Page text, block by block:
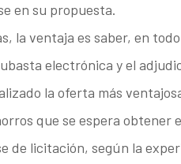
en su propuesta.
la ventaja es saber, en
electrónica y el
la oferta más
que se espera obtener
de licitación, según la